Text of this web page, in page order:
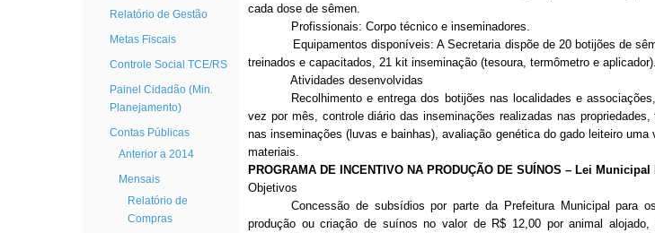
Relatório de Gestão
Metas Fiscais
Controle Social TCE/RS
Painel Cidadão (Min.
Planejamento)
Contas Públicas
Anterior a 2014
Mensais
Relatório de
Compras
cada dose de sêmen.
Profissionais: Corpo técnico e inseminadores.
Equipamentos disponíveis: A Secretaria dispõe de 20 botijões de
treinados e capacitados, 21 kit inseminação (tesoura, termômetro e aplicador).
Atividades desenvolvidas
Recolhimento e entrega dos botijões nas localidades e
vez por mês, controle diário das inseminações realizadas nas
nas inseminações (luvas e bainhas), avaliação genética do gado leiteiro
materiais.
PROGRAMA DE INCENTIVO NA PRODUÇÃO DE SUÍNOS – Lei Municipal
Objetivos
Concessão de subsídios por parte da Prefeitura Municipal para
produção ou criação de suínos no valor de R$ 12,00 por animal